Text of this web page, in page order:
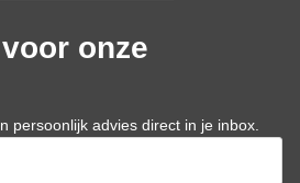
onze
persoonlijk advies direct in je inbox.